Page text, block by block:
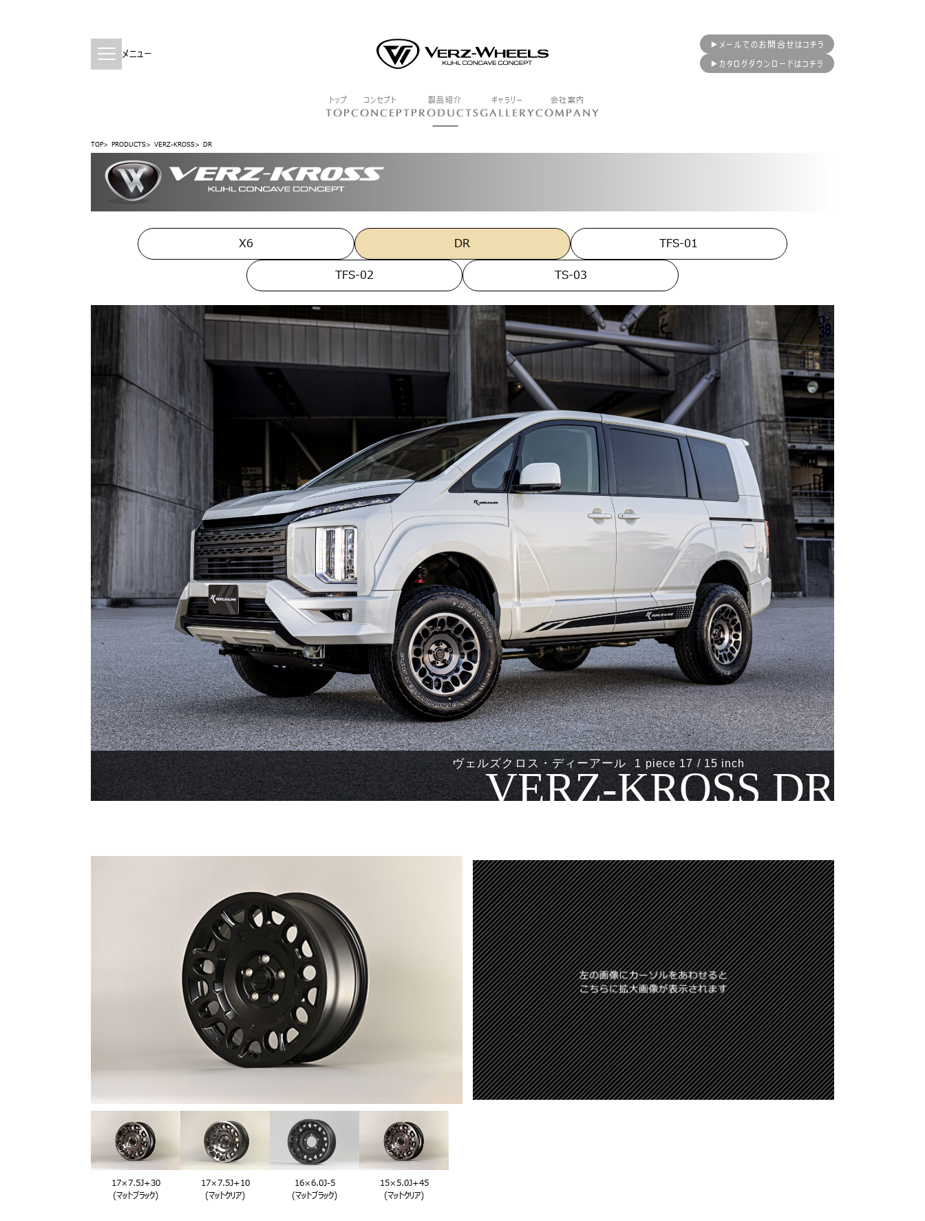
メニュー
▶メールでのお問合せはコチラ
▶カタログダウンロードはコチラ
トップ
TOP
コンセプト
CONCEPT
製品紹介
PRODUCTS
ギャラリー
GALLERY
会社案内
COMPANY
TOP PRODUCTS VERZ-KROSS DR
X6 DR
TFS-01
TFS-02
TS-03
ヴェルズクロス・ディーアール 1 piece 17 / 15 inch
VERZ-KROSS DR
17×7.5J+30
(マットブラック)
17×7.5J+10
(マットクリア)
16×6.0J-5
(マットブラック)
15×5.0J+45
(マットクリア)